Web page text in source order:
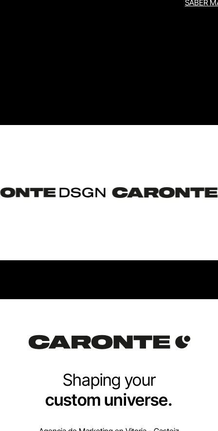
SABER
Shaping your
custom universe.